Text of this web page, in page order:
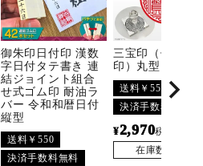
御朱印日付印 漢数
字日付タテ書き 連
結ジョイント組合
せ式ゴム印 耐油ラ
バー 令和和暦日付
縦型
送料￥550
決済手数料無料
三宝印（佛法僧
印）丸型
送料￥550
決済手数料無料
¥2,970税込
在庫数